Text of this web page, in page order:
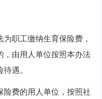
职工缴纳生育保险费，
，由用人单位按照本办法
遇。
费的用人单位，按照社